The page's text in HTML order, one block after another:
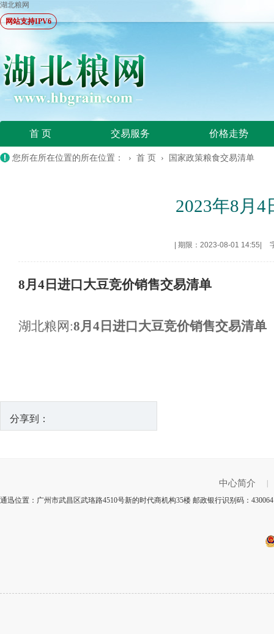
湖北粮网
网站支持IPV6
首 页 交易服务 价格走势
您所在所在位置的所在位置： › 首 页 › 国家政策粮食交易清单
2023年8月
期限：2023-08-01 14:55
8月4日进口大豆竞价销售交易清单
湖北粮网:8月4日进口大豆竞价销售交易清单
分享到：
中心简介
通迅位置：广州市武昌区武珞路4510号新的时代商机构35楼 邮政银行识别码：